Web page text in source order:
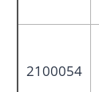
2100054